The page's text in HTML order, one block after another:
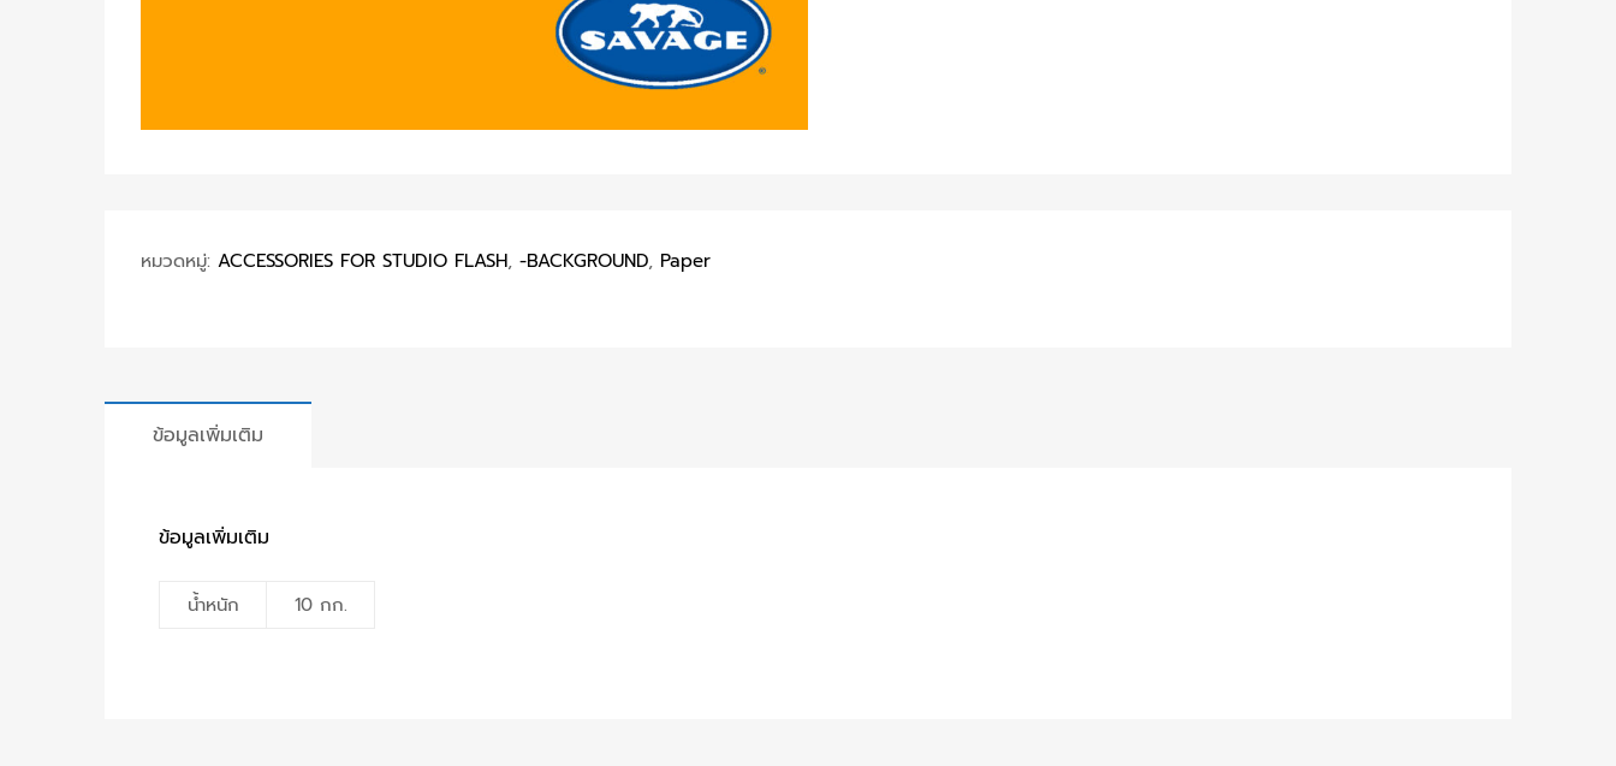
หมวดหมู่: ACCESSORIES FOR STUDIO FLASH, -BACKGROUND, Paper
ข้อมูลเพิ่มเติม
ข้อมูลเพิ่มเติม
น้ำหนัก 10 กก.